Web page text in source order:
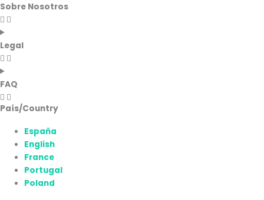
Sobre Nosotros
Legal
FAQ
País/Country
España
English
France
Portugal
Poland